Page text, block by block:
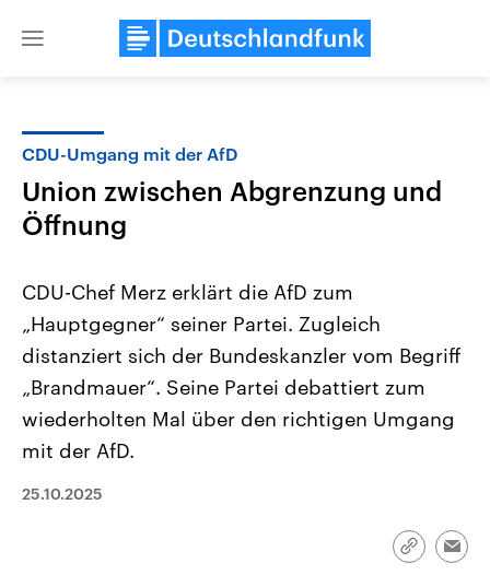
Close
USA
Aktuelle Beiträge, Analysen und
Hintergründe
gehören die Vereinigten Staaten zu
mit großem Einfluss auf das
aktuelle Weltgeschehen.
Nahostkonflikt
Aktuelle Lage und
Der Überfall der
Terrororganisation Hamas
CDU-Umgang mit der AfD
Union zwischen Abgrenzung und
Öffnung
CDU-Chef Merz erklärt die AfD zum
„Hauptgegner“ seiner Partei. Zugleich
distanziert sich der Bundeskanzler vom Begriff
„Brandmauer“. Seine Partei debattiert zum
wiederholten Mal über den richtigen Umgang
mit der AfD.
25.10.2025
Link